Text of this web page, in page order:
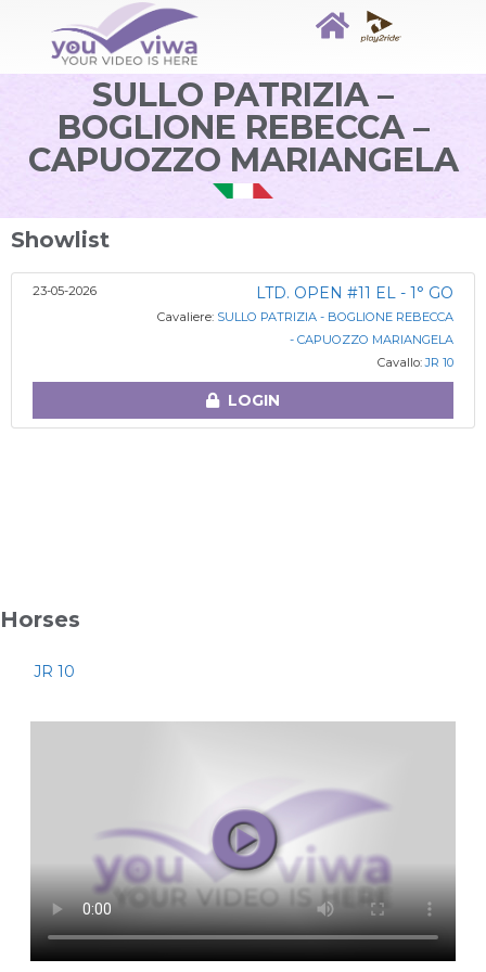
SULLO PATRIZIA –
BOGLIONE REBECCA –
CAPUOZZO MARIANGELA
Showlist
23-05-2026 LTD. OPEN #11 EL - 1° GO
Cavaliere: SULLO PATRIZIA - BOGLIONE REBECCA
- CAPUOZZO MARIANGELA
Cavallo:JR 10
LOGIN
Horses
JR 10